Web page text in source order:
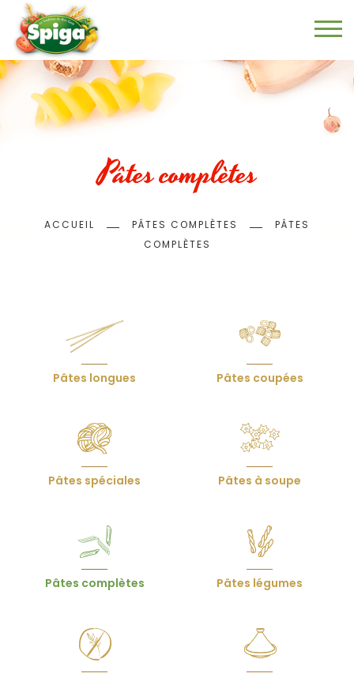
Aller
au
contenu
principal
Pâtes complètes
Fil
d'Ariane
ACCUEIL PÂTES COMPLÈTES
PÂTES
COMPLÈTES
Menu
page
produits
Pâtes longues Pâtes coupées
Pâtes spéciales Pâtes à soupe
Pâtes complètes Pâtes légumes